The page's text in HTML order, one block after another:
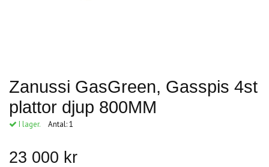
Zanussi GasGreen, Gasspis 4st
plattor djup 800MM
I lager. Antal:1
23 000 kr